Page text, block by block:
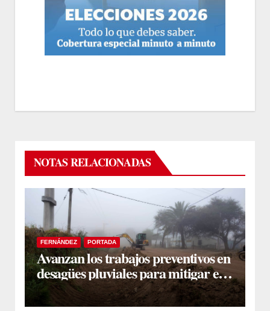
NOTAS RELACIONADAS
FERNÁNDEZ PORTADA
Avanzan los trabajos preventivos en
desagües pluviales para mitigar el
impacto de la temporada de lluvias